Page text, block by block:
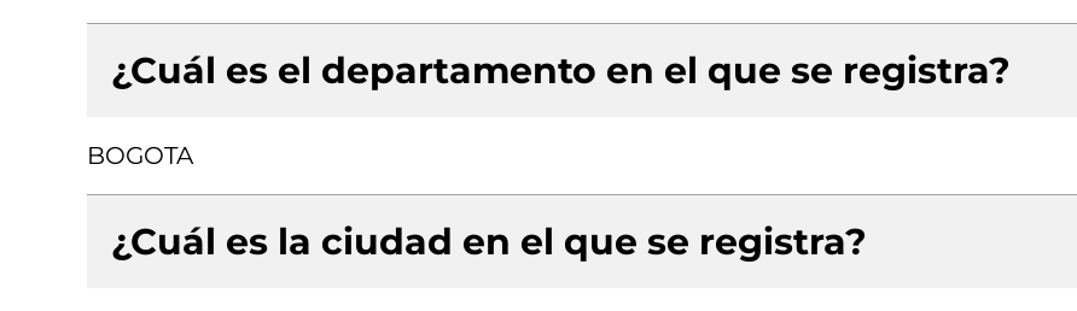
¿Cuál es el departamento en el que se registra?
BOGOTA
¿Cuál es la ciudad en el que se registra?